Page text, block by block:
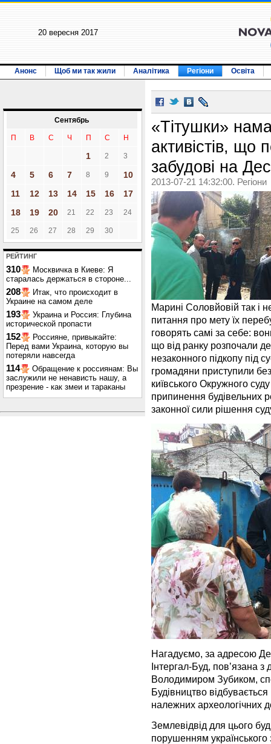
20 вересня 2017
Анонс Щоб ми так жили Аналітика Регіони Освіта
Сентябрь
П В С Ч П С Н
1 2 3
4 5 6 7 8 9
10
11
12 13 14 15 16
17
18
19 20 21 22 23 24
25 26 27 28 29 30
РЕЙТИНГ
310
Москвичка в Киеве: Я
старалась держаться в стороне...
208
Итак, что происходит в
Украине на самом деле
193
Украина и Россия: Глубина
исторической пропасти
152
Россияне, привыкайте:
Перед вами Украина, которую вы
потеряли навсегда
114
Обращение к россиянам: Вы
заслужили не ненависть нашу, а
презрение - как змеи и тараканы
«Тітушки»
активістів,
забудові на
2013-07-21 14:32:00. Регіони
Марині Соловйовій так і
питання про мету їх
говорять самі за себе:
що від ранку розпочали
незаконного підкопу під
громадяни приступили
київського Окружного
припинення будівельних
законної сили рішення
Нагадуємо, за адресою
Інтергал-Буд, повʼязана з
Володимиром Зубиком,
Будівництво
належних археологічних
Землевідвід для цього
порушенням